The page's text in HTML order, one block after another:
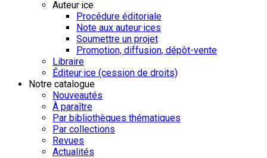
Auteur·ice
Procédure éditoriale
Note aux auteur·ices
Soumettre un projet
Promotion, diffusion, dépôt-vente
Libraire
Éditeur·ice (cession de droits)
Notre catalogue
Nouveautés
À paraître
Par bibliothèques thématiques
Par collections
Revues
Actualités